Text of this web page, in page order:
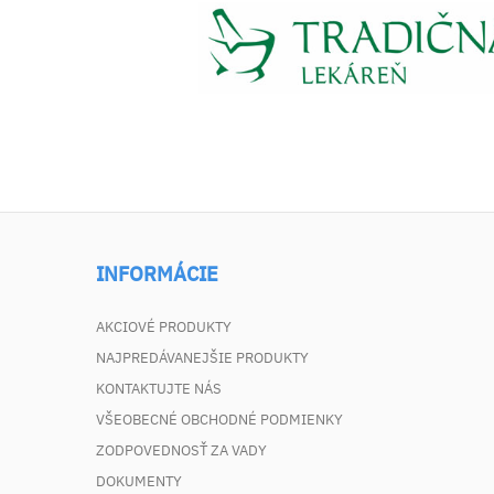
INFORMÁCIE
AKCIOVÉ PRODUKTY
NAJPREDÁVANEJŠIE PRODUKTY
KONTAKTUJTE NÁS
VŠEOBECNÉ OBCHODNÉ PODMIENKY
ZODPOVEDNOSŤ ZA VADY
DOKUMENTY